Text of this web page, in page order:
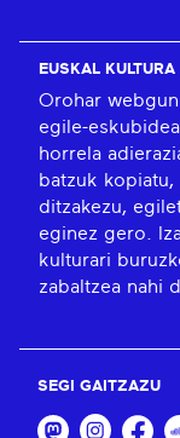
EUSKAL
Orohar
egile-
horrela
batzuk
ditzakezu,
eginez gero.
kulturari
zabaltzea nahi
SEGI GAITZAZU